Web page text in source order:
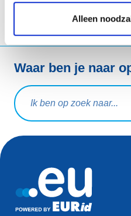
Alleen
Waar ben je naar
Zoekopdracht